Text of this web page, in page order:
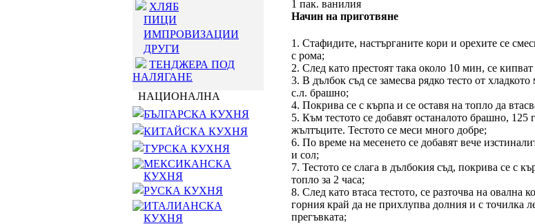
ХЛЯБ
ПИЦИ
ИМПРОВИЗАЦИИ
ДРУГИ
ТЕНДЖЕРА ПОД
НАЛЯГАНЕ
НАЦИОНАЛНА
БЪЛГАРСКА КУХНЯ
КИТАЙСКА КУХНЯ
ТУРСКА КУХНЯ
МЕКСИКАНСКА
КУХНЯ
РУСКА КУХНЯ
ИТАЛИАНСКА
КУХНЯ
1 пак. ванилия
Начин на приготвяне
1. Стафидите, настърганите кори и орехите се
с рома;
2. След като престоят така около 10 мин, се
3. В дълбок съд се замесва рядко тесто от хладкото
с.л. брашно;
4. Покрива се с кърпа и се оставя на топло да
5. Към тестото се добавят останалото брашно, 125
жълтъците. Тестото се меси много добре;
6. По време на месенето се добавят вече
и сол;
7. Тестото се слага в дълбокия съд, покрива се с
топло за 2 часа;
8. След като втаса тестото, се разточва на овална
горния край да не прихлупва долния и с точилка
прегъвката;